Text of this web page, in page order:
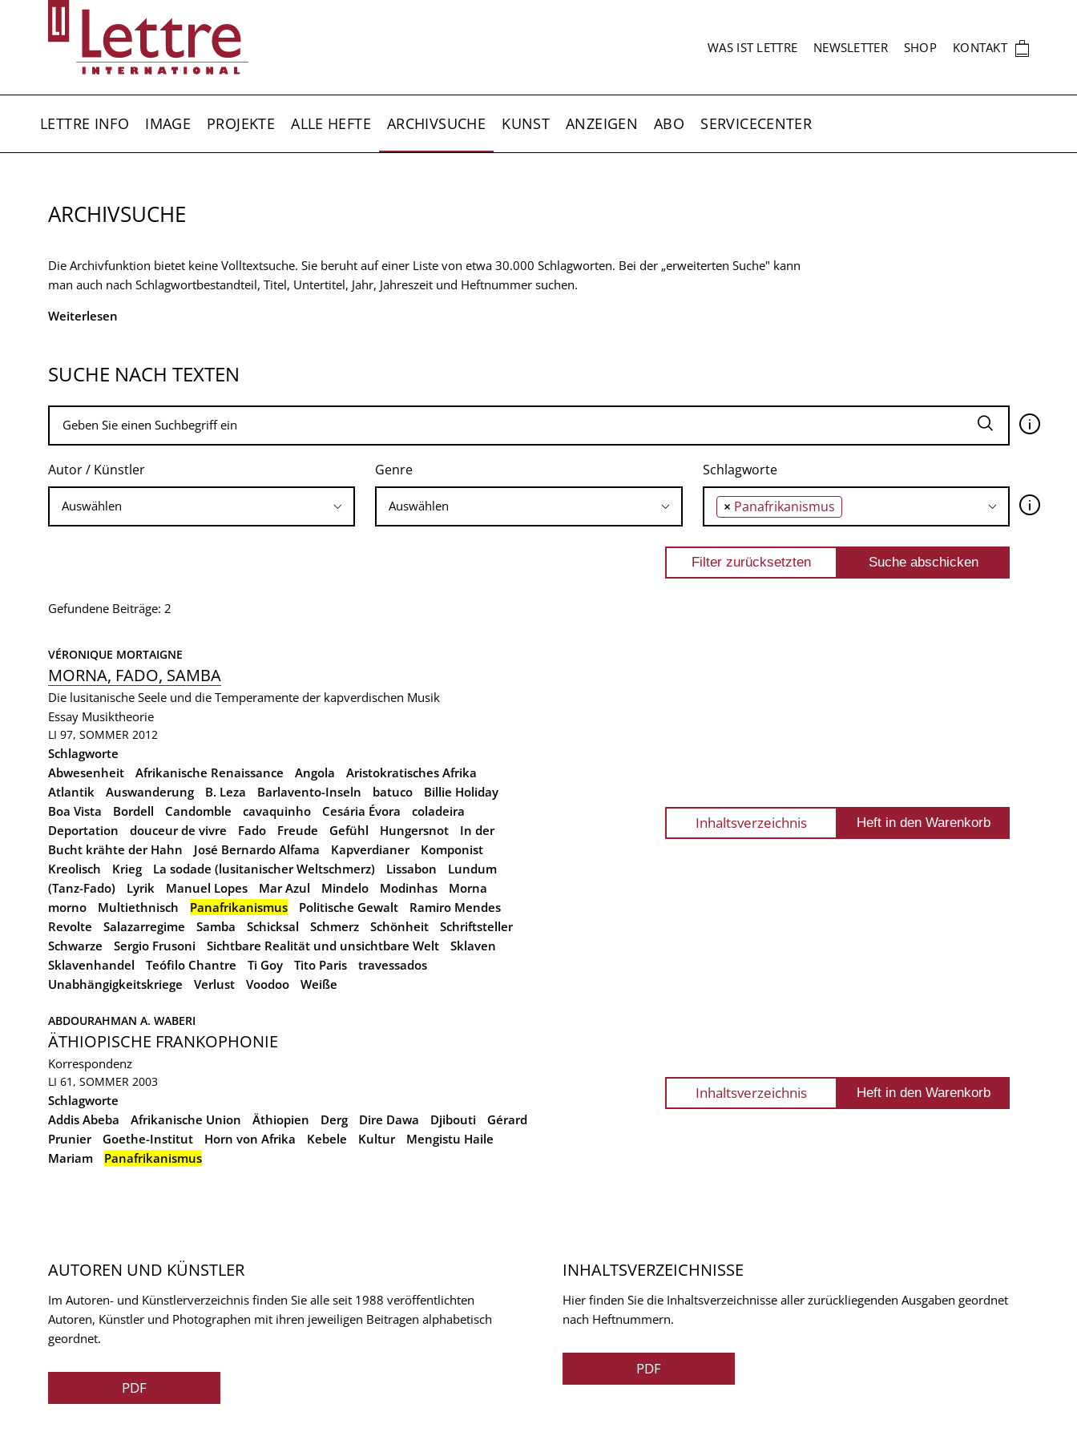
SEKUNDÄRNAVIGATION
WAS IST LETTRE NEWSLETTER SHOP KONTAKT 🛍
LETTRE INFO IMAGE PROJEKTE ALLE HEFTE ARCHIVSUCHE KUNST ANZEIGEN ABO SERVICECENTER
ARCHIVSUCHE
Die Archivfunktion bietet keine Volltextsuche. Sie beruht auf einer Liste von etwa 30.000 Schlagworten. Bei der „erweiterten Suche" kann
man auch nach Schlagwortbestandteil, Titel, Untertitel, Jahr, Jahreszeit und Heftnummer suchen.
Weiterlesen
SUCHE NACH TEXTEN
🛈
Autor / Künstler Genre Schlagworte
× Panafrikanismus 🛈
Gefundene Beiträge: 2
VÉRONIQUE MORTAIGNE
MORNA, FADO, SAMBA
Die lusitanische Seele und die Temperamente der kapverdischen Musik
Essay Musiktheorie
LI 97, SOMMER 2012
Schlagworte
Abwesenheit
Afrikanische Renaissance Angola
Aristokratisches Afrika
Atlantik
Auswanderung B. Leza Barlavento-Inseln batuco
Billie Holiday
Boa Vista
Bordell Candomble cavaquinho Cesária Évora
coladeira
Deportation
douceur de vivre Fado Freude Gefühl Hungersnot
In der
Bucht krähte der Hahn
José Bernardo Alfama Kapverdianer
Komponist
Kreolisch
Krieg La sodade (lusitanischer Weltschmerz) Lissabon
Lundum
(Tanz-Fado)
Lyrik Manuel Lopes Mar Azul Mindelo Modinhas
Morna
morno
Multiethnisch Panafrikanismus Politische Gewalt
Ramiro Mendes
Revolte
Salazarregime Samba Schicksal Schmerz Schönheit
Schriftsteller
Schwarze
Sergio Frusoni Sichtbare Realität und unsichtbare Welt
Sklaven
Sklavenhandel
Teófilo Chantre Ti Goy Tito Paris
travessados
Unabhängigkeitskriege
Verlust Voodoo Weiße
Inhaltsverzeichnis
ABDOURAHMAN A. WABERI
ÄTHIOPISCHE FRANKOPHONIE
Korrespondenz
LI 61, SOMMER 2003
Schlagworte
Addis Abeba
Afrikanische Union Äthiopien Derg Dire Dawa Djibouti
Gérard
Prunier
Goethe-Institut Horn von Afrika Kebele Kultur
Mengistu Haile
Mariam
Panafrikanismus
Inhaltsverzeichnis
AUTOREN UND KÜNSTLER
Im Autoren- und Künstlerverzeichnis finden Sie alle seit 1988 veröffentlichten
Autoren, Künstler und Photographen mit ihren jeweiligen Beitragen alphabetisch
geordnet.
PDF
INHALTSVERZEICHNISSE
Hier finden Sie die Inhaltsverzeichnisse aller zurückliegenden Ausgaben geordnet
nach Heftnummern.
PDF